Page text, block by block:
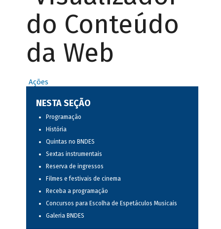
do Conteúdo
da Web
Ações
NESTA SEÇÃO
Programação
História
Quintas no BNDES
Sextas instrumentais
Reserva de ingressos
Filmes e festivais de cinema
Receba a programação
Concursos para Escolha de Espetáculos Musicais
Galeria BNDES